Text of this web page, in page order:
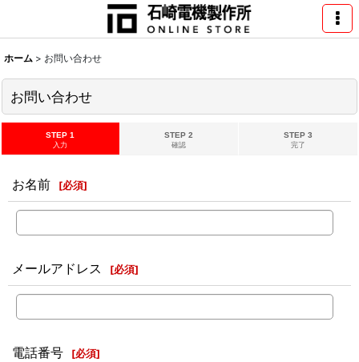
ホーム > お問い合わせ
お問い合わせ
STEP 1
入力
STEP 2
確認
STEP 3
完了
お名前 [必須]
メールアドレス [必須]
電話番号 [必須]